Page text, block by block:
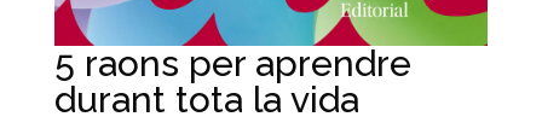
5 raons per aprendre
durant tota la vida